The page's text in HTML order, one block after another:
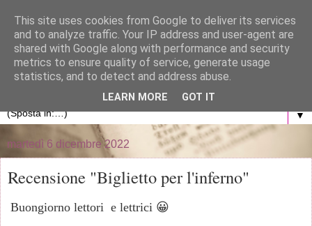
La libreria di Anna
Blog personale dedicato al mondo dei libri
▼
martedì 6 dicembre 2022
Recensione "Biglietto per l'inferno"
Buongiorno lettori e lettrici 😀
This site uses cookies from Google to deliver its services
and to analyze traffic. Your IP address and user-agent are
shared with Google along with performance and security
metrics to ensure quality of service, generate usage
statistics, and to detect and address abuse.
LEARN MORE GOT IT